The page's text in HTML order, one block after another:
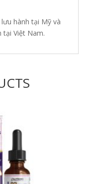
hành tại Mỹ và
tại Việt Nam.